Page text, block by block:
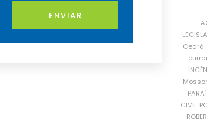
ENVIAR
Ceará
CIVIL